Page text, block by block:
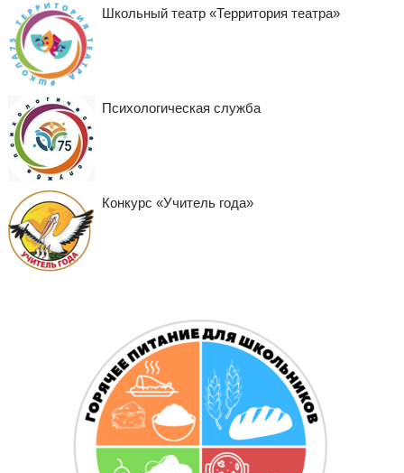
Школьный театр «Территория театра»
Психологическая служба
Конкурс «Учитель года»